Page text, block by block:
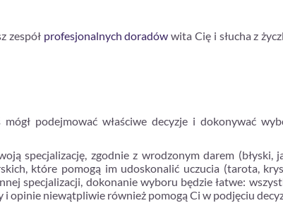
zespół profesjonalnych doradów wita Cię i słucha z
podejmować właściwe decyzje i dokonywać
specjalizację, zgodnie z wrodzonym darem (błyski,
które pomogą im udoskonalić uczucia (tarota,
specjalizacji, dokonanie wyboru będzie łatwe:
opinie niewątpliwie również pomogą Ci w podjęciu